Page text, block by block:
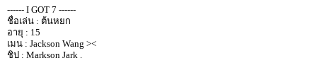
------ I GOT 7 ------
ชื่อเล่น : ต้นหยก
อายุ : 15
เมน : Jackson Wang ><
ชิป : Markson Jark .